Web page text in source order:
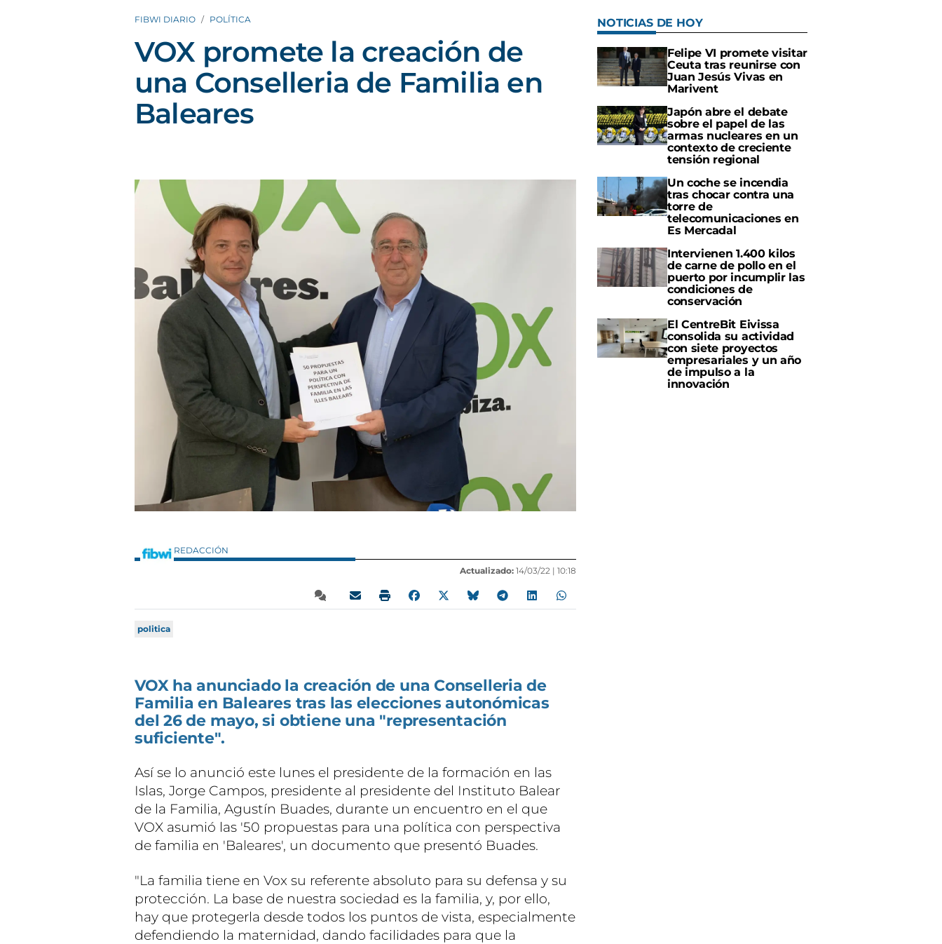
FIBWI DIARIO POLÍTICA
VOX promete la creación de
una Conselleria de Familia en
Baleares
REDACCIÓN
Actualizado: 14/03/22 | 10:18
politica
VOX ha anunciado la creación de una Conselleria de
Familia en Baleares tras las elecciones autonómicas
del 26 de mayo, si obtiene una "representación
suficiente".
Así se lo anunció este lunes el presidente de la formación en las
Islas, Jorge Campos, presidente al presidente del Instituto Balear
de la Familia, Agustín Buades, durante un encuentro en el que
VOX asumió las '50 propuestas para una política con perspectiva
de familia en 'Baleares', un documento que presentó Buades.
"La familia tiene en Vox su referente absoluto para su defensa y su
protección. La base de nuestra sociedad es la familia, y, por ello,
hay que protegerla desde todos los puntos de vista, especialmente
defendiendo la maternidad, dando facilidades para que la
NOTICIAS DE HOY
Felipe VI promete visitar
Ceuta tras reunirse con
Juan Jesús Vivas en
Marivent
Japón abre el debate
sobre el papel de las
armas nucleares en un
contexto de creciente
tensión regional
Un coche se incendia
tras chocar contra una
torre de
telecomunicaciones en
Es Mercadal
Intervienen 1.400 kilos
de carne de pollo en el
puerto por incumplir las
condiciones de
conservación
El CentreBit Eivissa
consolida su actividad
con siete proyectos
empresariales y un año
de impulso a la
innovación